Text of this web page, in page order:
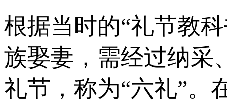
根据当时的“礼节教
族娶妻，需经过纳采
礼节，称为“六礼”。